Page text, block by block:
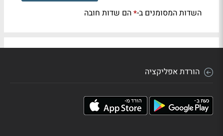
השדות המסומנים ב-*הם שדות חובה
הורדת אפליקציה